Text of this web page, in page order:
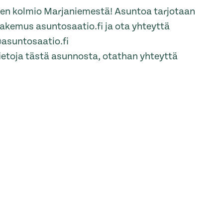
kolmio Marjaniemestä! Asuntoa tarjotaan
asuntosaatio.fi ja ota yhteyttä
tästä asunnosta, otathan yhteyttä